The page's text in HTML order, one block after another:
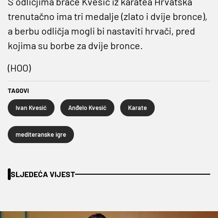
trenutačno ima tri medalje (zlato i dvije bronce),
a berbu odličja mogli bi nastaviti hrvači, pred
kojima su borbe za dvije bronce.
(HOO)
TAGOVI
Ivan Kvesić Anđelo Kvesić Karate
mediteranske igre
SLJEDEĆA VIJEST